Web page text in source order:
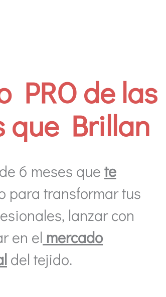
PRO de las
que Brillan
6 meses que te
para transformar tus
lanzar con
en el mercado
del tejido.